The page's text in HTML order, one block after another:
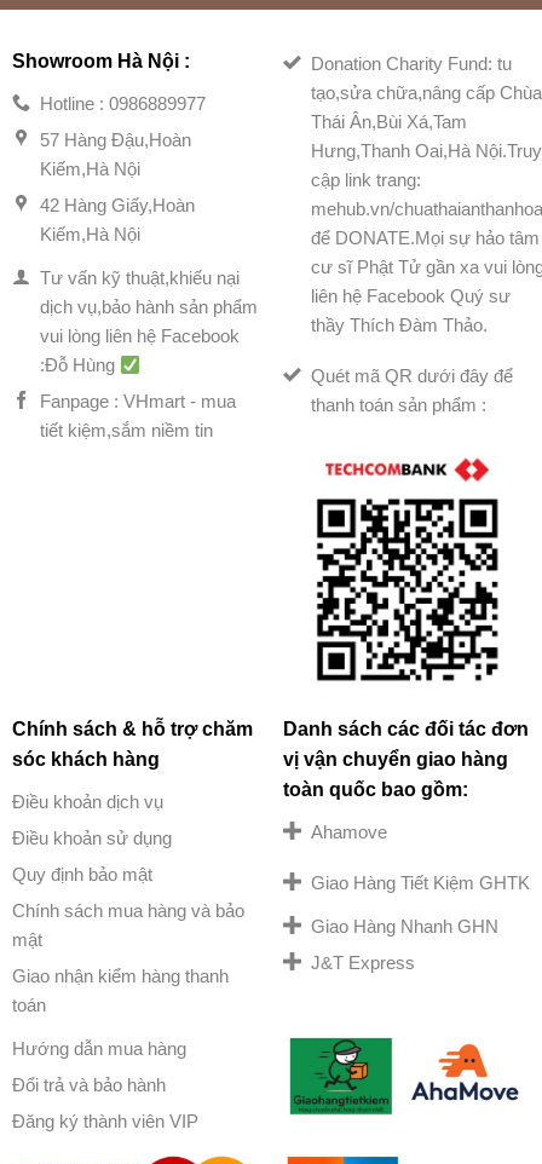
Showroom Hà Nội :
Hotline : 0986889977
57 Hàng Đậu,Hoàn
Kiếm,Hà Nội
42 Hàng Giấy,Hoàn
Kiếm,Hà Nội
Tư vấn kỹ thuật,khiếu nại
dịch vụ,bảo hành sản phẩm
vui lòng liên hệ Facebook
:Đỗ Hùng
Fanpage : VHmart - mua
tiết kiệm,sắm niềm tin
Donation Charity Fund: tu
tạo,sửa chữa,nâng cấp Chùa
Thái Ân,Bùi Xá,Tam
Hưng,Thanh Oai,Hà Nội.Truy
cập link trang:
mehub.vn/
để DONATE.Mọi sự hảo tâm
cư sĩ Phật Tử gần xa vui
liên hệ Facebook Quý sư
thầy Thích Đàm Thảo.
Quét mã QR dưới đây để
thanh toán sản phẩm :
Chính sách & hỗ trợ chăm
sóc khách hàng
Điều khoản dịch vụ
Điều khoản sử dụng
Quy định bảo mật
Chính sách mua hàng và bảo
mật
Giao nhận kiểm hàng thanh
toán
Hướng dẫn mua hàng
Đổi trả và bảo hành
Đăng ký thành viên VIP
Danh sách các đối tác đơn
vị vận chuyển giao hàng
toàn quốc bao gồm:
Ahamove
Giao Hàng Tiết Kiệm GHTK
Giao Hàng Nhanh GHN
J&T Express